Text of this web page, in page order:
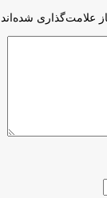
علامت‌گذاری